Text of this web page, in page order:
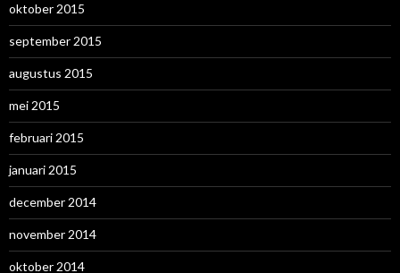
oktober 2015
september 2015
augustus 2015
mei 2015
februari 2015
januari 2015
december 2014
november 2014
oktober 2014